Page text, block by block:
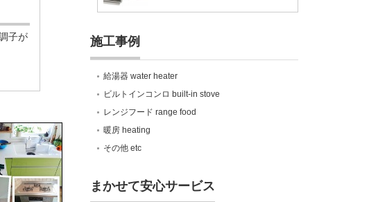
子が
施工事例
給湯器 water heater
ビルトインコンロ built-in stove
レンジフード range food
暖房 heating
その他 etc
まかせて安心サービス